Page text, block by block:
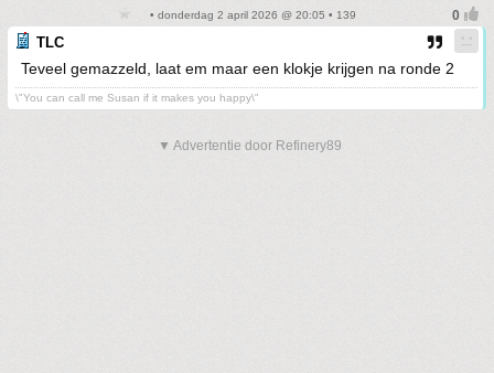
• donderdag 2 april 2026 @ 20:05 • 139
TLC
Teveel gemazzeld, laat em maar een klokje krijgen na ronde 2
\"You can call me Susan if it makes you happy\"
▼ Advertentie door Refinery89